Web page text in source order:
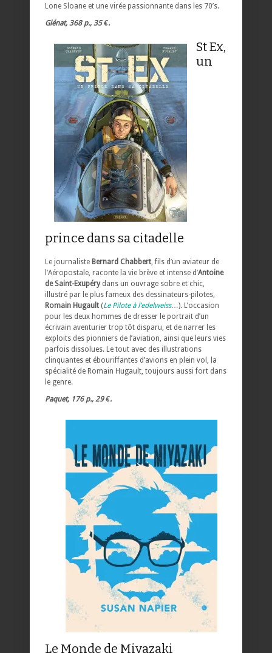
Lone Sloane et une virée passionnante dans les 70’s.
Glénat, 368 p., 35 €.
St Ex,
un
prince dans sa citadelle
Le journaliste Bernard Chabbert , fils d’un aviateur de
l’Aéropostale, raconte la vie brève et intense d’Antoine
de Saint-Exupérydans un ouvrage sobre et chic,
illustré par le plus fameux des dessinateurs-pilotes,
Romain Hugault (Le Pilote à l’edelweiss…). L’occasion
pour les deux hommes de dresser le portrait d’un
écrivain aventurier trop tôt disparu, et de narrer les
exploits des pionniers de l’aviation, ainsi que leurs vies
parfois dissolues. Le tout avec des illustrations
clinquantes et ébouriffantes d’avions en plein vol, la
spécialité de Romain Hugault, toujours aussi fort dans
le genre.
Paquet, 176 p., 29 €.
Le Monde de Miyazaki